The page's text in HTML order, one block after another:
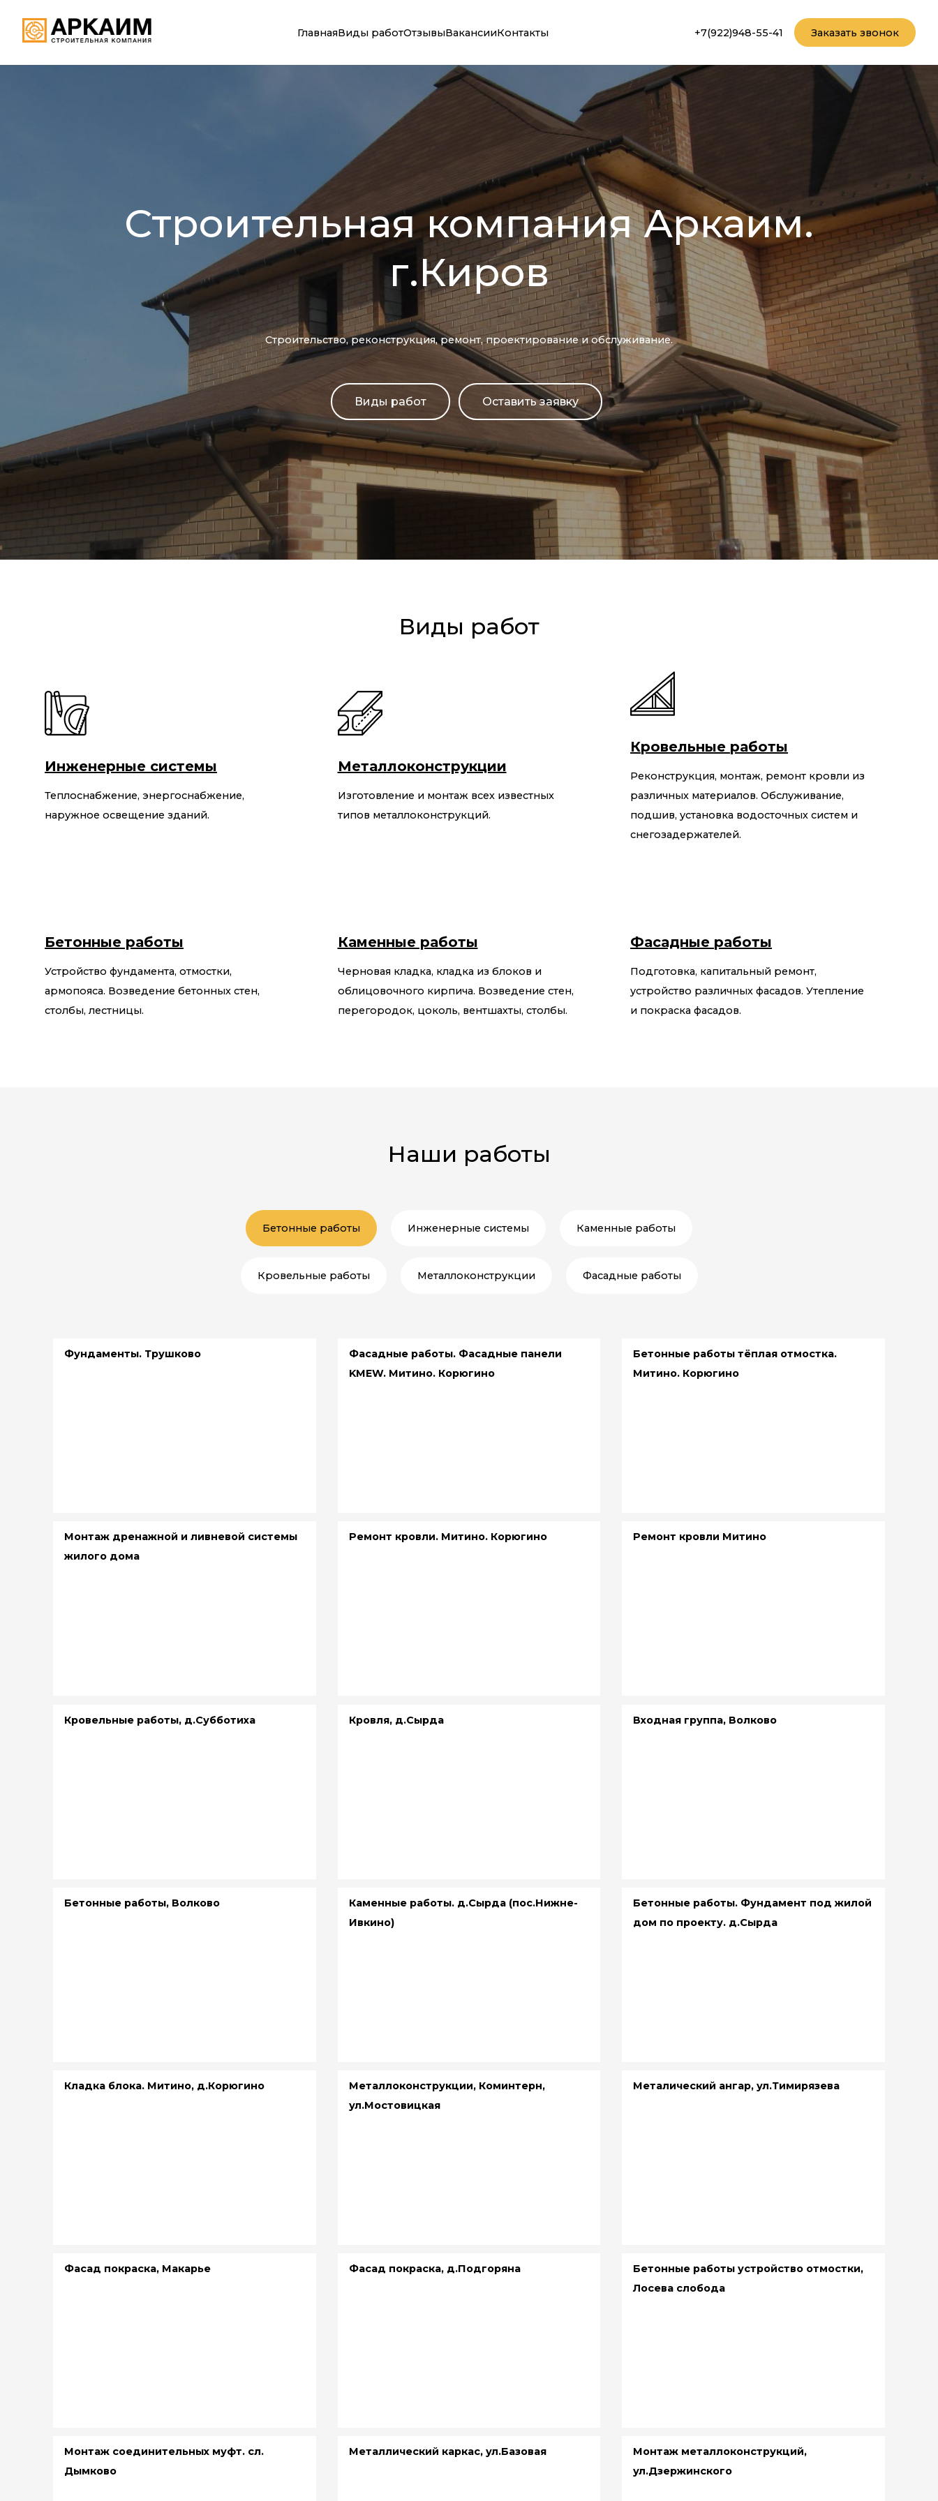
ГлавнаяВиды работОтзывыВакансииКонтакты +7(922)948-55-41 Заказать звонок
Строительная компания Аркаим.
г.Киров
Строительство, реконструкция, ремонт, проектирование и обслуживание.
Виды работ Оставить заявку
Виды работ
Инженерные системы
Теплоснабжение, энергоснабжение,
наружное освещение зданий.
Металлоконструкции
Изготовление и монтаж всех известных
типов металлоконструкций.
Кровельные работы
Реконструкция, монтаж, ремонт кровли из
различных материалов. Обслуживание,
подшив, установка водосточных систем и
снегозадержателей.
Бетонные работы
Устройство фундамента, отмостки,
армопояса. Возведение бетонных стен,
столбы, лестницы.
Каменные работы
Черновая кладка, кладка из блоков и
облицовочного кирпича. Возведение стен,
перегородок, цоколь, вентшахты, столбы.
Фасадные работы
Подготовка, капитальный ремонт,
устройство различных фасадов. Утепление
и покраска фасадов.
Наши работы
Бетонные работы Инженерные системы Каменные работы
Кровельные работы Металлоконструкции Фасадные работы
Фундаменты. Трушково
Фасадные работы. Фасадные панели
KMEW. Митино. Корюгино
Бетонные работы тёплая отмостка.
Митино. Корюгино
Монтаж дренажной и ливневой системы
жилого дома
Ремонт кровли. Митино. Корюгино Ремонт кровли Митино
Кровельные работы, д.Субботиха Кровля, д.Сырда Входная группа, Волково
Бетонные работы, Волково
Каменные работы. д.Сырда (пос.Нижне-
Ивкино)
Бетонные работы. Фундамент под жилой
дом по проекту. д.Сырда
Кладка блока. Митино, д.Корюгино
Металлоконструкции, Коминтерн,
ул.Мостовицкая
Металический ангар, ул.Тимирязева
Фасад покраска, Макарье Фасад покраска, д.Подгоряна
Бетонные работы устройство отмостки,
Лосева слобода
Монтаж соединительных муфт. сл.
Дымково
Металлический каркас, ул.Базовая
Монтаж металлоконструкций,
ул.Дзержинского